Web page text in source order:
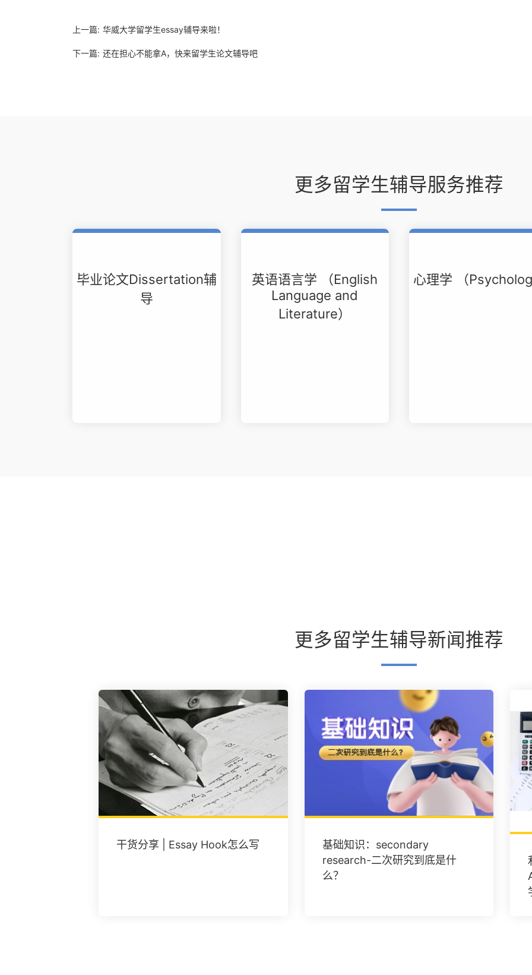
上一篇: 华威大学留学生essay辅导来啦！
下一篇: 还在担心不能拿A，快来留学生论文辅导吧
更多留学生辅导服务推荐
毕业论文Dissertation辅
导
英语语言学 （English
Language and
Literature）
心理学 （
更多留学生辅导新闻推荐
干货分享 | Essay Hook怎么写
基础知识：secondary
research-二次研究到底是什
么？